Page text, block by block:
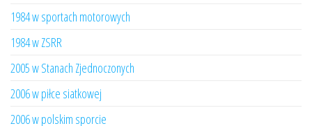
1984 w sportach motorowych
1984 w ZSRR
2005 w Stanach Zjednoczonych
2006 w piłce siatkowej
2006 w polskim sporcie